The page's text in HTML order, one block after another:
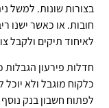
בצורות שונות. למשל
חובות. או כאשר ישנו
לאיחוד תיקים ולקבל
חדלות פירעון הגבלות
כלקוח מוגבל ולא
לפתוח חשבון בנק